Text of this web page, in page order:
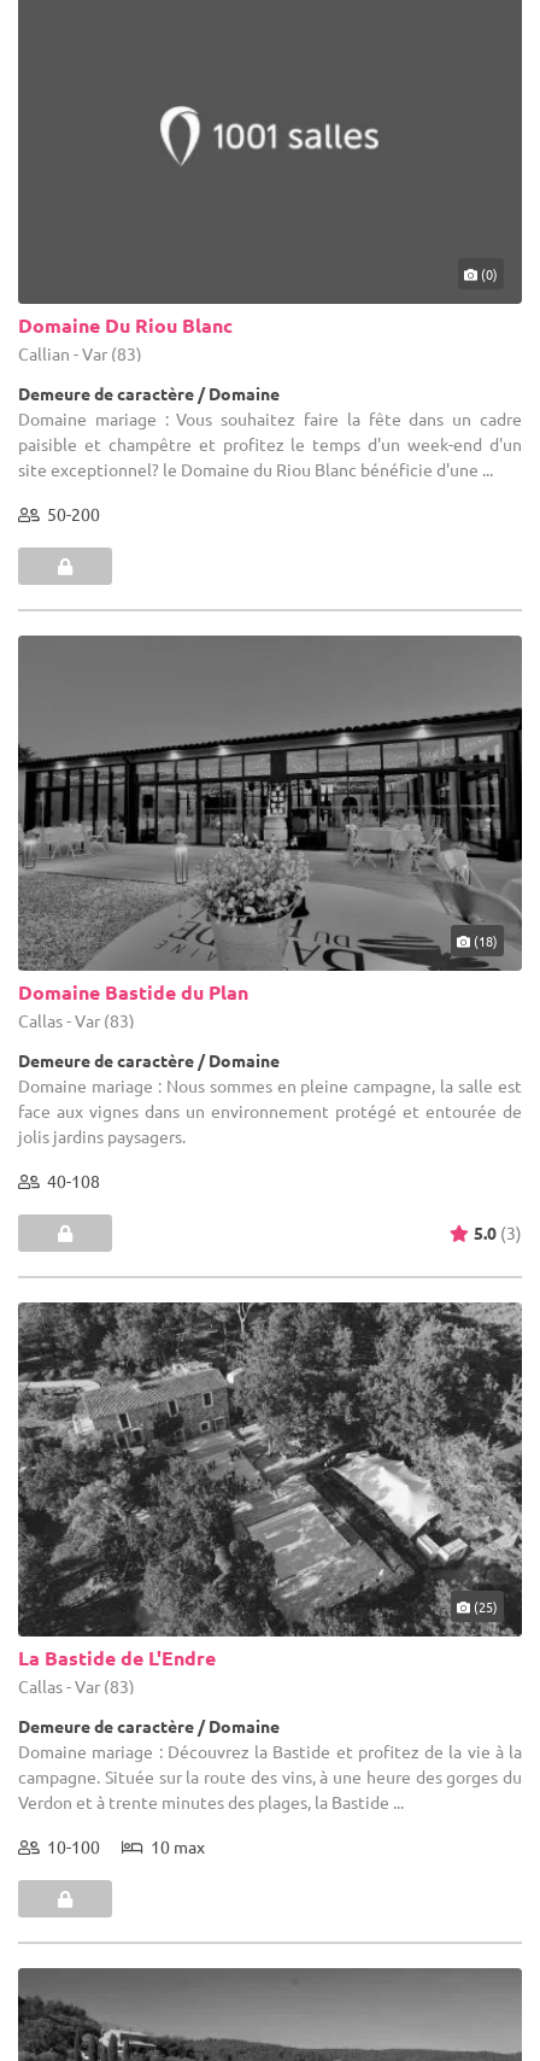
(0)
Domaine Du Riou Blanc
Callian - Var (83)
Demeure de caractère / Domaine
Domaine mariage : Vous souhaitez faire la fête dans un cadre
paisible et champêtre et profitez le temps d'un week-end d'un
site exceptionnel? le Domaine du Riou Blanc bénéficie d'une ...
50-200
(18)
Domaine Bastide du Plan
Callas - Var (83)
Demeure de caractère / Domaine
Domaine mariage : Nous sommes en pleine campagne, la salle est
face aux vignes dans un environnement protégé et entourée de
jolis jardins paysagers.
40-108
5.0 (3)
(25)
La Bastide de L'Endre
Callas - Var (83)
Demeure de caractère / Domaine
Domaine mariage : Découvrez la Bastide et profitez de la vie à la
campagne. Située sur la route des vins, à une heure des gorges du
Verdon et à trente minutes des plages, la Bastide ...
10-100 10 max